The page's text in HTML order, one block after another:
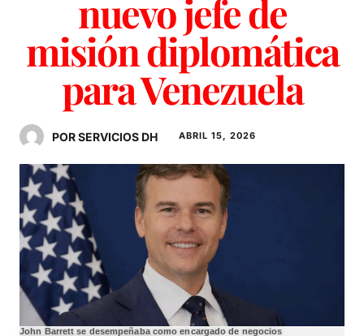
nuevo jefe de
misión diplomática
para Venezuela
POR SERVICIOS DH ABRIL 15, 2026
John Barrett se desempeñaba como encargado de negocios